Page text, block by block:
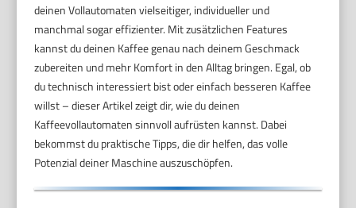
deinen Vollautomaten vielseitiger, individueller und
manchmal sogar effizienter. Mit zusätzlichen Features
kannst du deinen Kaffee genau nach deinem Geschmack
zubereiten und mehr Komfort in den Alltag bringen. Egal, ob
du technisch interessiert bist oder einfach besseren Kaffee
willst – dieser Artikel zeigt dir, wie du deinen
Kaffeevollautomaten sinnvoll aufrüsten kannst. Dabei
bekommst du praktische Tipps, die dir helfen, das volle
Potenzial deiner Maschine auszuschöpfen.